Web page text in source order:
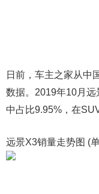
日前，车主之家从中
数据。2019年10月
中占比9.95%，在
远景X3销量走势图 (